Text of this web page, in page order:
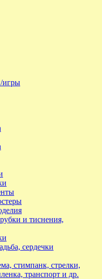
игры
и тиснения,
сердечки
стимпанк, стрелки,
транспорт и др.